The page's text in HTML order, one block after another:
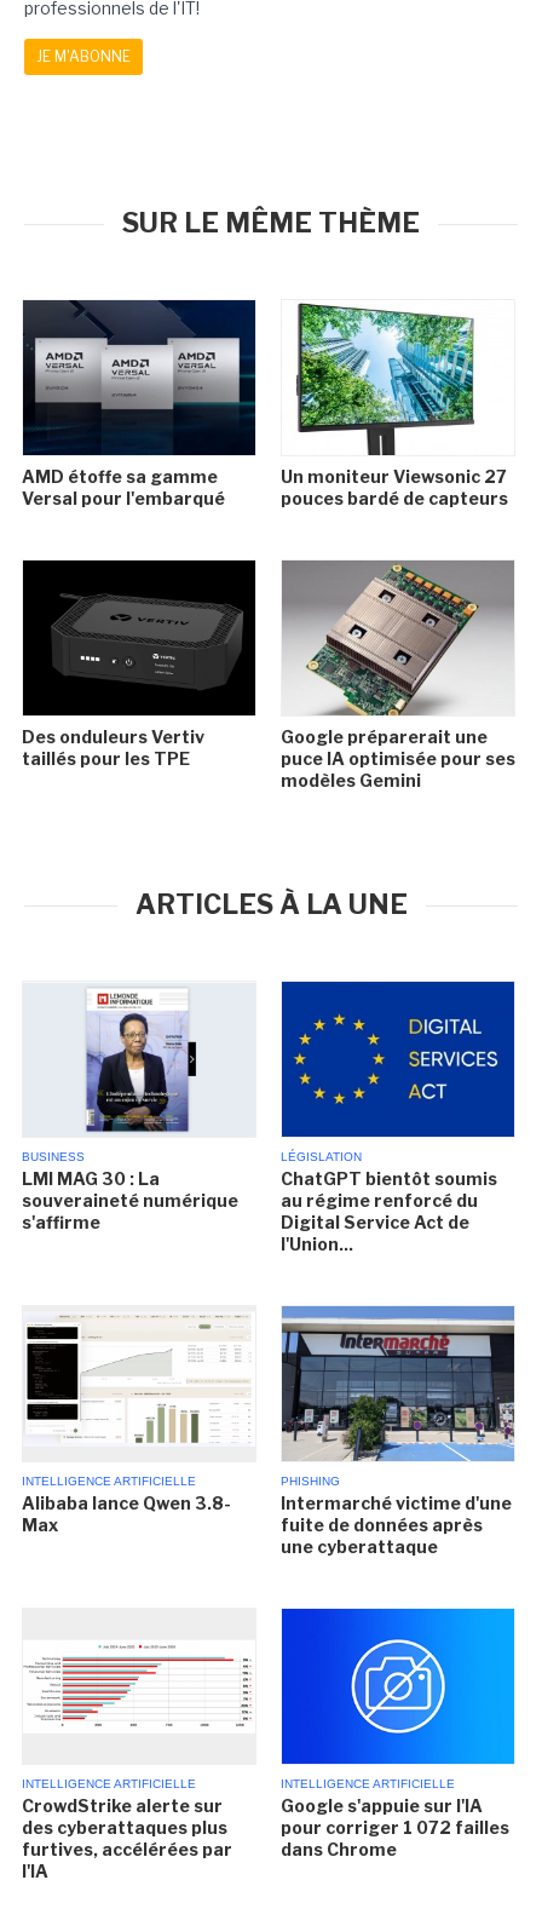
professionnels de l'IT!
JE M'ABONNE
SUR LE MÊME THÈME
AMD étoffe sa gamme
Versal pour l'embarqué
Un moniteur Viewsonic 27
pouces bardé de capteurs
Des onduleurs Vertiv
taillés pour les TPE
Google préparerait une
puce IA optimisée pour ses
modèles Gemini
ARTICLES À LA UNE
BUSINESS
LMI MAG 30 : La
souveraineté numérique
s'affirme
LÉGISLATION
ChatGPT bientôt soumis
au régime renforcé du
Digital Service Act de
l'Union...
INTELLIGENCE ARTIFICIELLE
Alibaba lance Qwen 3.8-
Max
PHISHING
Intermarché victime d'une
fuite de données après
une cyberattaque
INTELLIGENCE ARTIFICIELLE
CrowdStrike alerte sur
des cyberattaques plus
furtives, accélérées par
l'IA
INTELLIGENCE ARTIFICIELLE
Google s'appuie sur l'IA
pour corriger 1 072 failles
dans Chrome